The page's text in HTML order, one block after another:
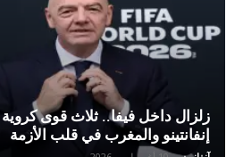
زلزال داخل فيفا.. ثلاث قوى كروية
إنفانتينو والمغرب في قلب الأزمة